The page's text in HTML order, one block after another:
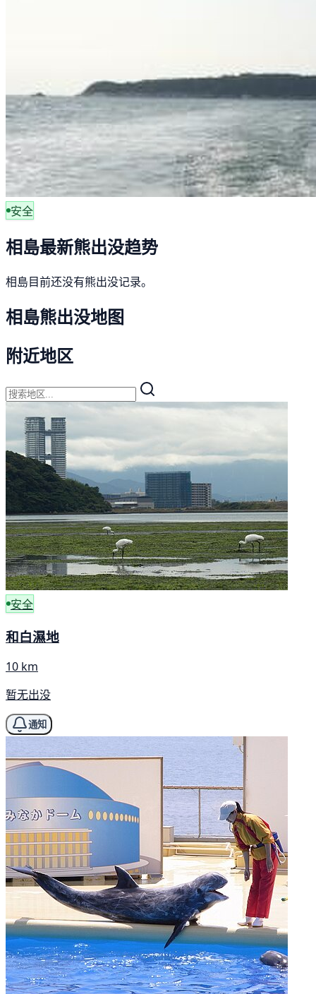
安全
相島最新熊出没趋势
相島目前还没有熊出没记录。
相島熊出没地图
附近地区
安全
和白濕地
10 km
暂无出没
通知